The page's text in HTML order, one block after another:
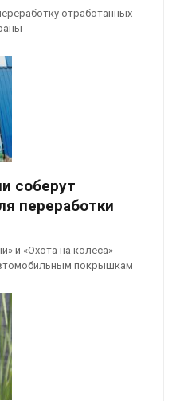
отработанных
соберут
переработки
и «Охота на колёса»
покрышкам